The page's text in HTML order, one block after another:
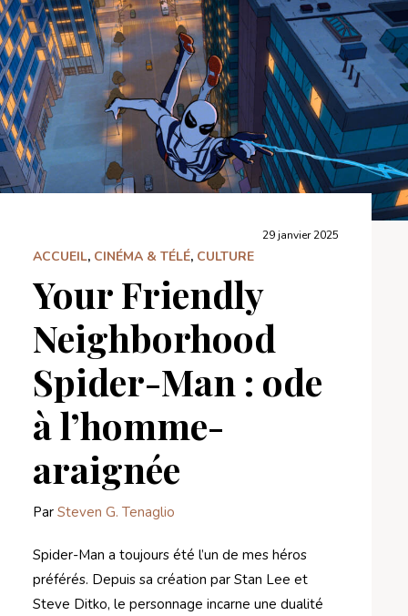
29 janvier 2025
ACCUEIL, CINÉMA & TÉLÉ, CULTURE
Your Friendly
Neighborhood
Spider-Man : ode
à l’homme-
araignée
Par Steven G. Tenaglio
Spider-Man a toujours été l’un de mes héros
préférés. Depuis sa création par Stan Lee et
Steve Ditko, le personnage incarne une dualité